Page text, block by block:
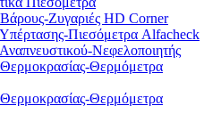
Βάρους-Ζυγαριές HD Corner
Υπέρτασης-Πιεσόμετρα Alfacheck
Αναπνευστικού-Νεφελοποιητής
Θερμοκρασίας-Θερμόμετρα
Θερμοκρασίας-Θερμόμετρα